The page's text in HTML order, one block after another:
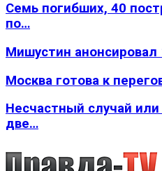
Семь погибших, 40
по…
Мишустин анонсировал
Москва готова к
Несчастный случай
две…